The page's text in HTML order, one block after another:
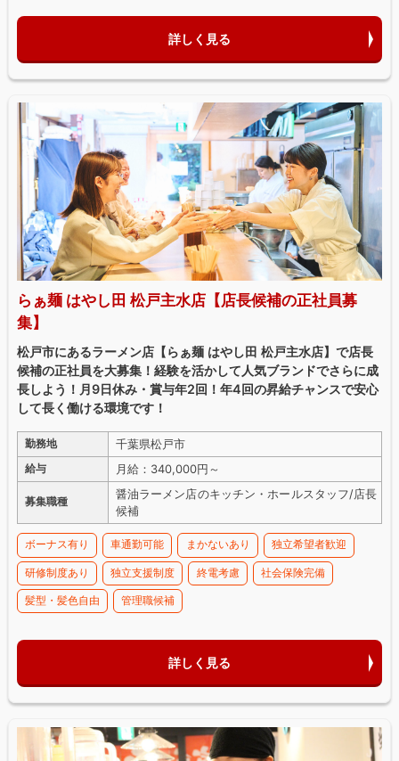
詳しく見る
らぁ麺 はやし田 松戸主水店【店長候補の正社員募
集】
松戸市にあるラーメン店【らぁ麺 はやし田 松戸主水店】で店長
候補の正社員を大募集！経験を活かして人気ブランドでさらに成
長しよう！月9日休み・賞与年2回！年4回の昇給チャンスで安心
して長く働ける環境です！
勤務地 千葉県松戸市
給与 月給：340,000円～
募集職種
醤油ラーメン店のキッチン・ホールスタッフ/店長
候補
ボーナス有り 車通勤可能 まかないあり 独立希望者歓迎
研修制度あり 独立支援制度 終電考慮 社会保険完備
髪型・髪色自由 管理職候補
詳しく見る